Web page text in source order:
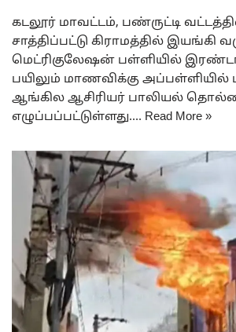
கடலூர் மாவட்டம், பண்ருட்டி
சாத்திப்பட்டு கிராமத்தில் இயங்கி
மெட்ரிகுலேஷன் பள்ளியில்
பயிலும் மாணவிக்கு அப்பள்ளியில்
ஆங்கில ஆசிரியர் பாலியல்
எழுப்பப்பட்டுள்ளது.… Read More »